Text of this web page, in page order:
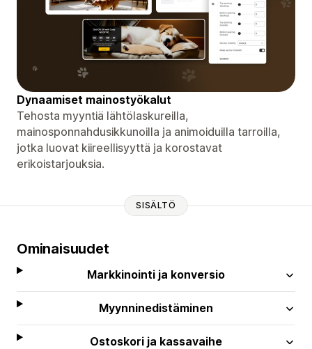
Dynaamiset mainostyökalut
Tehosta myyntiä lähtölaskureilla,
mainosponnahdusikkunoilla ja animoiduilla tarroilla,
jotka luovat kiireellisyyttä ja korostavat
erikoistarjouksia.
SISÄLTÖ
Ominaisuudet
Markkinointi ja konversio
Myynninedistäminen
Ostoskori ja kassavaihe